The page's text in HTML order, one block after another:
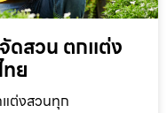
ดสวน ตกแต่ง
ย
ต่งสวนทุก